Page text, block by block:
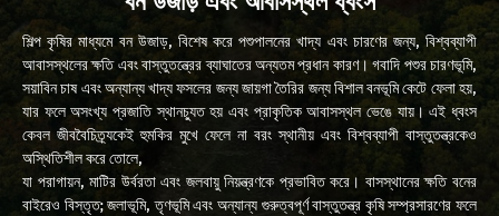
শিল্প কৃষির মাধ্যমে বন উজাড়, বিশেষ করে পশুপালনের খাদ্য এবং চারণের জন্য, বিশ্বব্যাপী
আবাসস্থলের ক্ষতি এবং বাস্তুতন্ত্রের ব্যাঘাতের অন্যতম প্রধান কারণ। গবাদি পশুর চারণভূমি,
সয়াবিন চাষ এবং অন্যান্য খাদ্য ফসলের জন্য জায়গা তৈরির জন্য বিশাল বনভূমি কেটে ফেলা হয়,
যার ফলে অসংখ্য প্রজাতি স্থানচ্যুত হয় এবং প্রাকৃতিক আবাসস্থল ভেঙে যায়। এই ধ্বংস
কেবল জীববৈচিত্র্যকেই হুমকির মুখে ফেলে না বরং স্থানীয় এবং বিশ্বব্যাপী বাস্তুতন্ত্রকেও
অস্থিতিশীল করে তোলে,
যা পরাগায়ন, মাটির উর্বরতা এবং জলবায়ু নিয়ন্ত্রণকে প্রভাবিত করে। বাসস্থানের ক্ষতি বনের
বাইরেও বিস্তৃত; জলাভূমি, তৃণভূমি এবং অন্যান্য গুরুত্বপূর্ণ বাস্তুতন্ত্র কৃষি সম্প্রসারণের ফলে